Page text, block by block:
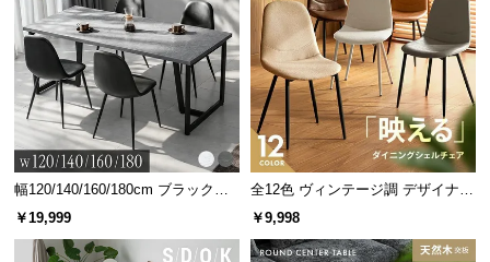
幅120/140/160/180cm ブラックフ
レーム ダイニング 大理石調 4人掛
￥19,999
全12色 ヴィンテージ調 デザイナー
ズシェルチェア
￥9,998